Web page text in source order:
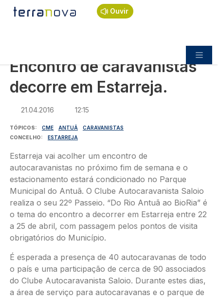
Passar para o conteúdo principal
Ouvir
Navegação estrutural
Início
Sociedade
Encontro de caravanistas decorre em Estarreja.
Encontro de caravanistas
decorre em Estarreja.
21.04.2016 12:15
TÓPICOS CME ANTUÃ
CARAVANISTAS
CONCELHO
ESTARREJA
Estarreja vai acolher um encontro de
autocaravanistas no próximo fim de semana e o
estacionamento estará condicionado no Parque
Municipal do Antuã. O Clube Autocaravanista Saloio
realiza o seu 22º Passeio. “Do Rio Antuã ao BioRia” é
o tema do encontro a decorrer em Estarreja entre 22
a 25 de abril, com passagem pelos pontos de visita
obrigatórios do Município.
É esperada a presença de 40 autocaravanas de todo
o país e uma participação de cerca de 90 associados
do Clube Autocaravanista Saloio. Durante estes dias,
a área de serviço para autocaravanas e o parque de